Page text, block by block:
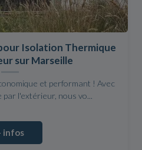
Isolation Thermique
sur Marseille
et performant ! Avec
l'extérieur, nous vo...
infos